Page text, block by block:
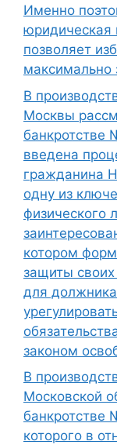
Именно
юридическая
позволяет
максимально
В
Москвы
введена
гражданина
одну из
физического
котором
защиты
для
законом
В
Московской
банкротстве
которого в